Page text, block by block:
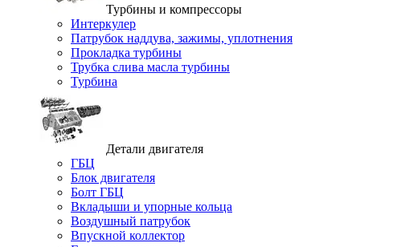
Турбины и компрессоры
Интеркулер
Патрубок наддува, зажимы, уплотнения
Прокладка турбины
Трубка слива масла турбины
Турбина
Детали двигателя
ГБЦ
Блок двигателя
Болт ГБЦ
Вкладыши и упорные кольца
Воздушный патрубок
Впускной коллектор